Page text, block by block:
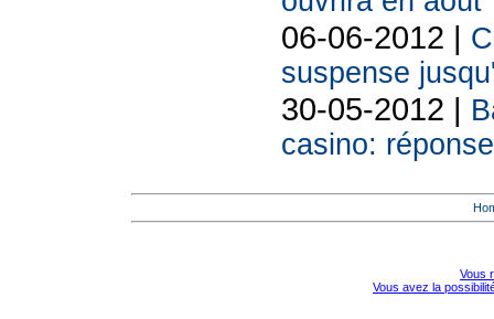
06-06-2012 |
suspense
30-05-2012 |
casino:
Vous
Vous avez la